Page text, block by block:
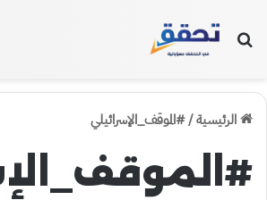
بحث عن
الرئيسية/#الموقف_الإسرائيلي